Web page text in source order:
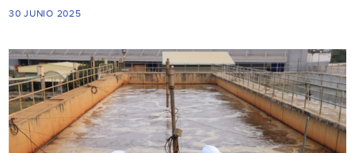
30 JUNIO 2025